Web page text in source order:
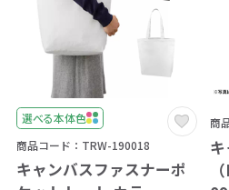
選べる本体色
商品コード：TRW-190018
キャンバスファスナーポ
商